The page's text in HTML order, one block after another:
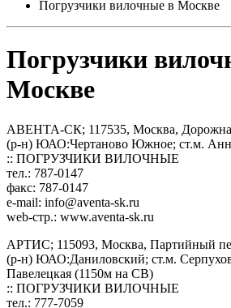
Погрузчики вилочные в Москве
Погрузчики
Москве
АВЕНТА-СК; 117535, Москва,
(р-н) ЮАО:Чертаново Южное; ст.м.
:: ПОГРУЗЧИКИ ВИЛОЧНЫЕ
тел.: 787-0147
факс: 787-0147
e-mail: info@aventa-sk.ru
web-стр.: www.aventa-sk.ru
АРТИС; 115093, Москва, Партийный
(р-н) ЮАО:Даниловский; ст.м.
Павелецкая (1150м на СВ)
:: ПОГРУЗЧИКИ ВИЛОЧНЫЕ
тел.: 777-7059